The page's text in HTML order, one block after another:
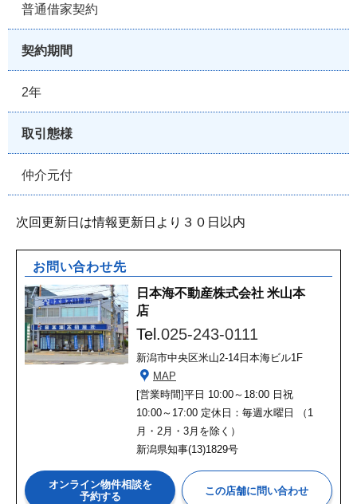
普通借家契約
契約期間
2年
取引態様
仲介元付
次回更新日は情報更新日より３０日以内
お問い合わせ先
日本海不動産株式会社 米山本
店
Tel.025-243-0111
新潟市中央区米山2-14日本海ビル1F
MAP
[営業時間]平日 10:00～18:00 日祝
10:00～17:00 定休日：毎週水曜日 （1
月・2月・3月を除く）
新潟県知事(13)1829号
オンライン物件相談を
予約する